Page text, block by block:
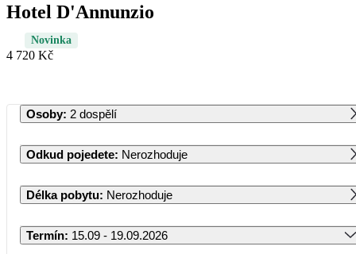
Hotel D'Annunzio
Novinka
4 720 Kč
Osoby: 2 dospělí
Odkud pojedete: Nerozhoduje
Délka pobytu: Nerozhoduje
Termín: 15.09 - 19.09.2026